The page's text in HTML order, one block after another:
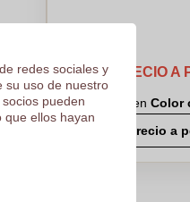
PRECIO A
Logotipo en Color
Precio a
redes sociales y
su uso de nuestro
pueden
que ellos hayan